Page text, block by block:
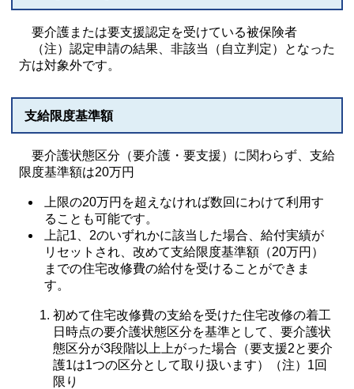
要介護または要支援認定を受けている被保険者
（注）認定申請の結果、非該当（自立判定）となった
方は対象外です。
支給限度基準額
要介護状態区分（要介護・要支援）に関わらず、支給
限度基準額は20万円
上限の20万円を超えなければ数回にわけて利用す
ることも可能です。
上記1、2のいずれかに該当した場合、給付実績が
リセットされ、改めて支給限度基準額（20万円）
までの住宅改修費の給付を受けることができま
す。
初めて住宅改修費の支給を受けた住宅改修の着工
日時点の要介護状態区分を基準として、要介護状
態区分が3段階以上上がった場合（要支援2と要介
護1は1つの区分として取り扱います）（注）1回
限り